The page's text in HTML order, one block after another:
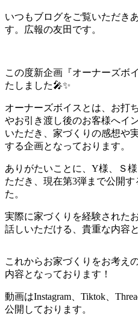
いつもブログをご覧いただき
す。広報の友田です。
この度新企画『オーナーズボ
たしました🎤✨
オーナーズボイスとは、お打
やお引き渡し後のお客様へイ
いただき、家づくりの感想や
する企画となっております。
ありがたいことに、Y様、Ｓ
ただき、現在第3弾まで公開
た。
実際に家づくりを経験された
話しいただける、貴重な内容
これからお家づくりをお考え
内容となっております！
動画はInstagram、Tiktok、
公開しております。